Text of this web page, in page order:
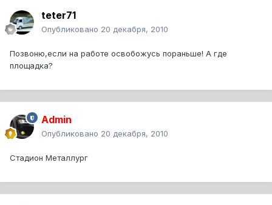
teter71
Опубликовано 20 декабря, 2010
Позвоню,если на работе освобожусь пораньше! А где
площадка?
Admin
Опубликовано 20 декабря, 2010
Стадион Металлург